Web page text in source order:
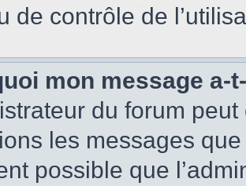
de contrôle de
mon message a-
du forum
les messages
possible que